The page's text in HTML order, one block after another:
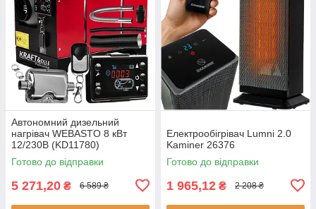
Автономний дизельний
нагрівач WEBASTO 8 кВт
12/230В (KD11780)
Готово до відправки
5 271,20 ₴ 6 589 ₴
Електрообігрівач Lumni 2.0
Kaminer 26376
Готово до відправки
1 965,12 ₴ 2 208 ₴